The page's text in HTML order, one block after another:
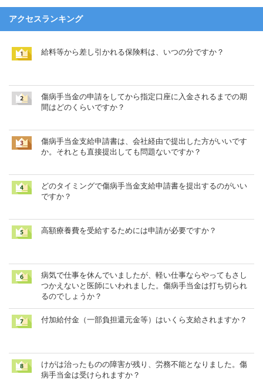
アクセスランキング
給料等から差し引かれる保険料は、いつの分ですか？
傷病手当金の申請をしてから指定口座に入金されるまでの期
間はどのくらいですか？
傷病手当金支給申請書は、会社経由で提出した方がいいです
か。それとも直接提出しても問題ないですか？
どのタイミングで傷病手当金支給申請書を提出するのがいい
ですか？
高額療養費を受給するためには申請が必要ですか？
病気で仕事を休んでいましたが、軽い仕事ならやってもさし
つかえないと医師にいわれました。傷病手当金は打ち切られ
るのでしょうか？
付加給付金（一部負担還元金等）はいくら支給されますか？
けがは治ったものの障害が残り、労務不能となりました。傷
病手当金は受けられますか？